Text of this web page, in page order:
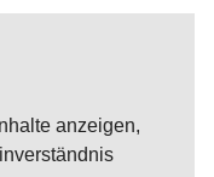
anzeigen,